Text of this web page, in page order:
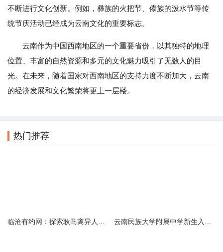
不断进行文化创新。例如，彝族的火把节、傣族的泼水节等传
统节庆活动已经成为云南文化的重要标志。
云南作为中国西南地区的一个重要省份，以其独特的地理
位置、丰富的自然资源和多元的文化魅力吸引了无数人的目
光。在未来，随着国家对西南地区的支持力度不断加大，云南
的经济发展和文化繁荣将更上一层楼。
热门推荐